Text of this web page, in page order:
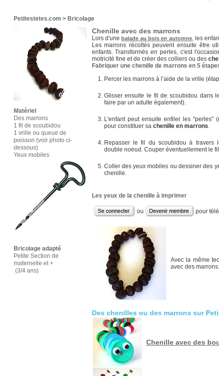
Petitestetes.com > Bricolage
Matériel
Des marrons
1 fil de scoubidou
1 vrille ou queue de
poisson (voir photo ci-
dessous)
Yeux mobiles
Bricolage adapté
Petite Section de
maternelle et +
(3/4 ans)
Chenille avec des marrons
Lors d'unebalade au bois en automne, les
Les marrons récoltés peuvent ensuite être
enfants. Transformés en perles, c'est
motricité fine et de créer des colliers ou des
Fabriquer une chenille de marrons en 5
Percer les marrons à l’aide de la vrille
Glisser ensuite le fil de scoubidou dans
faire par un adulte également).
L'enfant peut ensuite enfiler les "perles"
pour constituer sa chenille en marrons.
Repasser le fil du scoubidou à travers
double noeud. Couper éventuellement le
Coller des yeux mobiles ou dessiner des
chenille.
Les yeux de la chenille à imprimer
ou pour
Avec la même
avec des
Des chenilles ou des marrons sur
Chenille avec des